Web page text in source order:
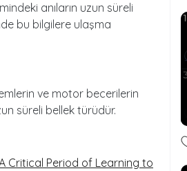
anıların uzun süreli
bu bilgilere ulaşma
ve motor becerilerin
süreli bellek türüdür.
Critical Period of Learning to